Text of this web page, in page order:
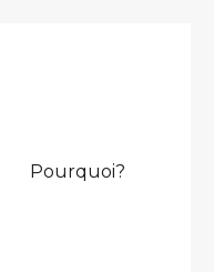
Pourquoi?